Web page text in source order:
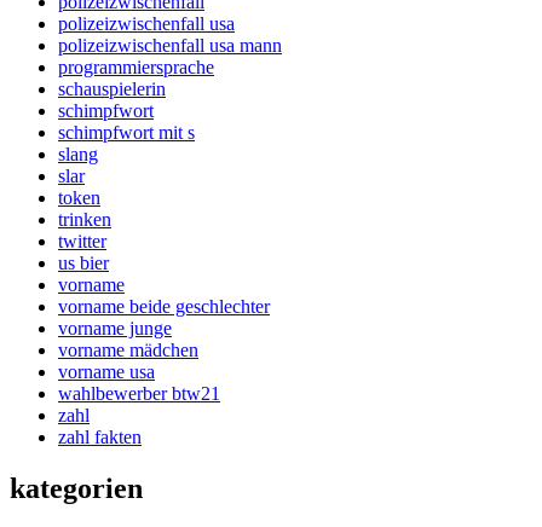
polizeizwischenfall usa
polizeizwischenfall usa mann
programmiersprache
schauspielerin
schimpfwort
schimpfwort mit s
slang
slar
token
trinken
twitter
us bier
vorname
vorname beide geschlechter
vorname junge
vorname mädchen
vorname usa
wahlbewerber btw21
zahl
zahl fakten
kategorien